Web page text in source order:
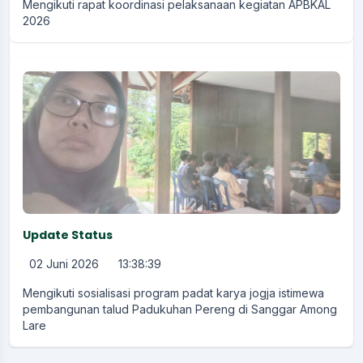
Mengikuti rapat koordinasi pelaksanaan kegiatan APBKAL
2026
Update Status
02 Juni 2026 13:38:39
Mengikuti sosialisasi program padat karya jogja istimewa
pembangunan talud Padukuhan Pereng di Sanggar Among
Lare